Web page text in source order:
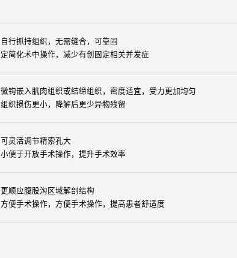
自行抓持组织，无需缝合，可靠固
定简化术中操作，减少有创固定相关并发症
微钩嵌入肌肉组织或结缔组织，密度适宜，受力更加均匀
组织损伤更小，降解后更少异物残留
可灵活调节精索孔大
小便于开放手术操作，提升手术效率
更顺应腹股沟区域解剖结构
方便手术操作，方便手术操作，提高患者舒适度